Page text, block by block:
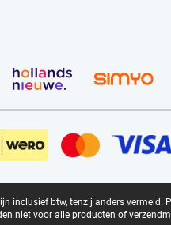
inclusief btw, tenzij anders vermeld.
niet voor alle producten of